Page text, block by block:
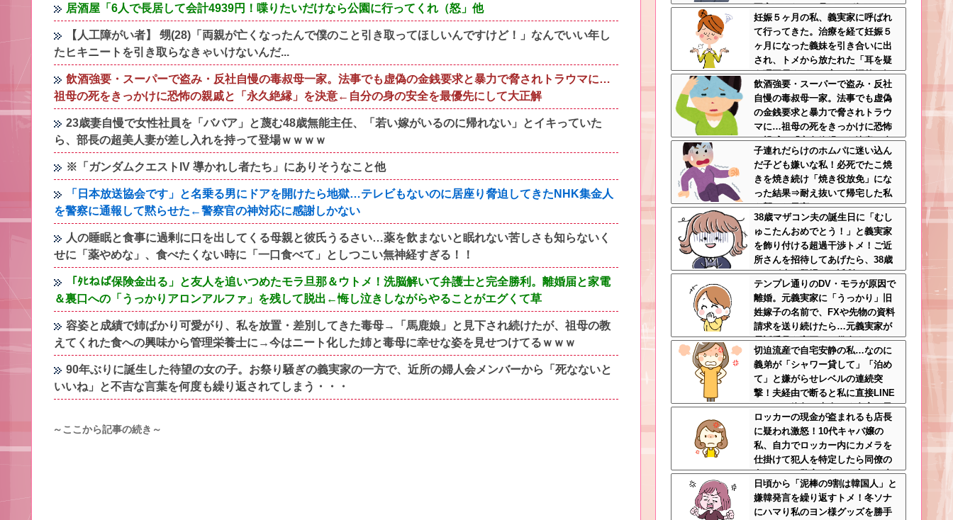
居酒屋「6人で長居して会計4939円！喋りたいだけなら公園に行ってくれ（怒」他
【人工障がい者】 甥(28)「両親が亡くなったんで僕のこと引き取ってほしいんですけど！」なんでいい年し
たヒキニートを引き取らなきゃいけないんだ...
飲酒強要・スーパーで盗み・反社自慢の毒叔母一家。法事でも虚偽の金銭要求と暴力で脅されトラウマに…
祖母の死をきっかけに恐怖の親戚と「永久絶縁」を決意←自分の身の安全を最優先にして大正解
23歳妻自慢で女性社員を「ババア」と蔑む48歳無能主任、「若い嫁がいるのに帰れない」とイキっていた
ら、部長の超美人妻が差し入れを持って登場ｗｗｗｗ
※「ガンダムクエストIV 導かれし者たち」にありそうなこと他
「日本放送協会です」と名乗る男にドアを開けたら地獄…テレビもないのに居座り脅迫してきたNHK集金人
を警察に通報して黙らせた←警察官の神対応に感謝しかない
人の睡眠と食事に過剰に口を出してくる母親と彼氏うるさい…薬を飲まないと眠れない苦しさも知らないく
せに「薬やめな」、食べたくない時に「一口食べて」としつこい無神経すぎる！！
「ﾀﾋねば保険金出る」と友人を追いつめたモラ旦那＆ウトメ！洗脳解いて弁護士と完全勝利。離婚届と家電
＆裏口への「うっかりアロンアルファ」を残して脱出←悔し泣きしながらやることがエグくて草
容姿と成績で姉ばかり可愛がり、私を放置・差別してきた毒母→「馬鹿娘」と見下され続けたが、祖母の教
えてくれた食への興味から管理栄養士に→今はニート化した姉と毒母に幸せな姿を見せつけてるｗｗｗ
90年ぶりに誕生した待望の女の子。お祭り騒ぎの義実家の一方で、近所の婦人会メンバーから「死なないと
いいね」と不吉な言葉を何度も繰り返されてしまう・・・
～ここから記事の続き～
不安しかない←見るのが好きとか
完全に野次馬の思考
妊娠５ヶ月の私、義実家に呼ばれ
て行ってきた。治療を経て妊娠５
ヶ月になった義妹を引き合いに出
され、トメから放たれた「耳を疑
う理不尽すぎる一言」に愕然←妊
娠時期の操作とか超能力者かよ
飲酒強要・スーパーで盗み・反社
自慢の毒叔母一家。法事でも虚偽
の金銭要求と暴力で脅されトラウ
マに…祖母の死をきっかけに恐怖
の親戚と「永久絶縁」を決意←自
分の身の安全を最優先にして大正
解
子連れだらけのホムパに迷い込ん
だ子ども嫌いな私！必死でたこ焼
きを焼き続け「焼き役放免」にな
った結果⇒耐え抜いて帰宅した私
を襲った異変ｗｗｗ←ストレスで3
7.5度の熱が出るのは凄まじい
38歳マザコン夫の誕生日に「むし
ゅこたんおめでとう！」と義実家
を飾り付ける超過干渉トメ！ご近
所さんを招待してあげたら、38歳
メタボ夫が登場して近所のおじい
さんが大爆発する事態に
テンプレ通りのDV・モラが原因で
離婚。元義実家に「うっかり」旧
姓嫁子の名前で、FXや先物の資料
請求を送り続けたら…元義実家が
電話番号を変更し、借金まみれに
なっていた話ｗｗｗｗｗ
切迫流産で自宅安静の私…なのに
義弟が「シャワー貸して」「泊め
て」と嫌がらせレベルの連続突
撃！夫経由で断ると私に直接LINE
してきて絶句←大人しく自宅の風
呂に入れよ
ロッカーの現金が盗まれるも店長
に疑われ激怒！10代キャバ嬢の
私、自力でロッカー内にカメラを
仕掛けて犯人を特定したら同僚の
女だった…警察へ行くと言って止
められ、加害者に泣かれながら大
揉めして・・・
日頃から「泥棒の9割は韓国人」と
嫌韓発言を繰り返すトメ！冬ソナ
にハマり私のヨン様グッズを勝手